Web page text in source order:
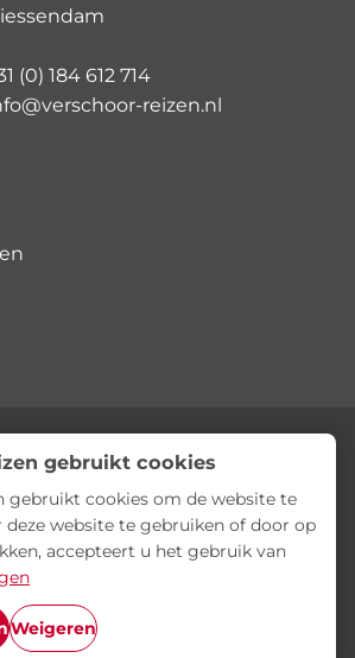
(0) 184 612 714
reizen.nl
gebruikt cookies
gebruikt cookies om de website te
deze website te gebruiken of door op
accepteert u het gebruik van
Weigeren